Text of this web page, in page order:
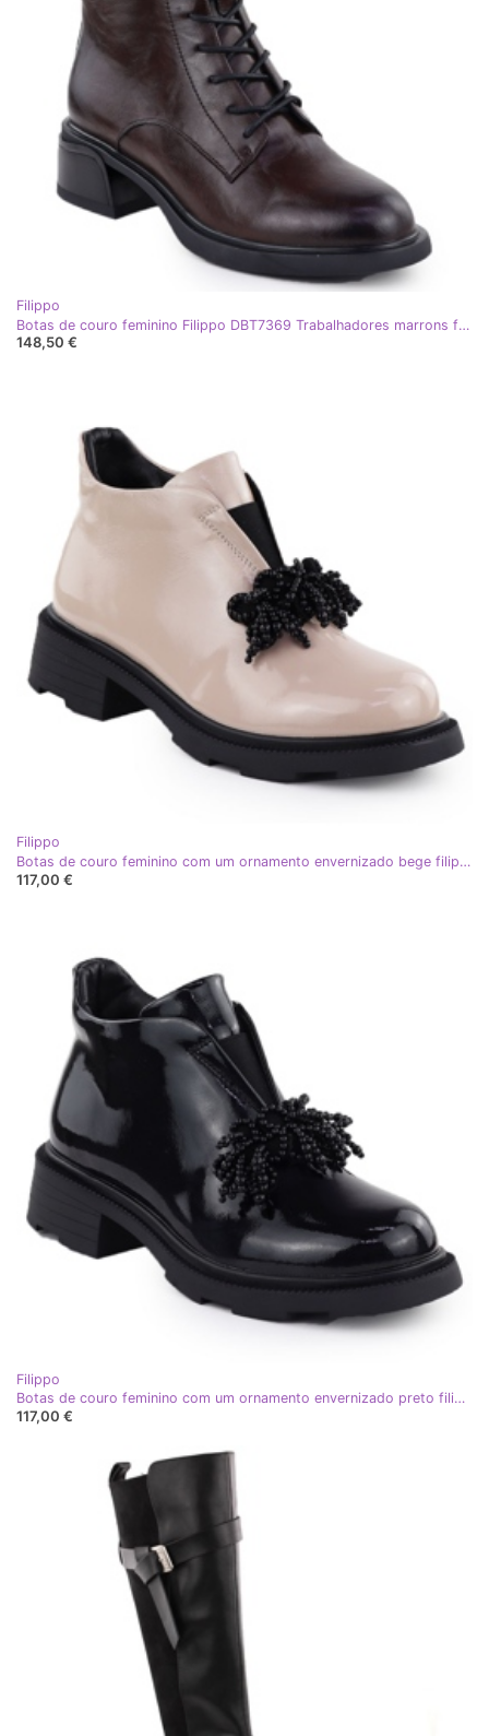
Filippo
Botas de couro feminino Filippo DBT7369 Trabalhadores marrons femininos
148,50 €
Filippo
Botas de couro feminino com um ornamento envernizado bege filippo dbt6370
117,00 €
Filippo
Botas de couro feminino com um ornamento envernizado preto filippo dbt6370
117,00 €